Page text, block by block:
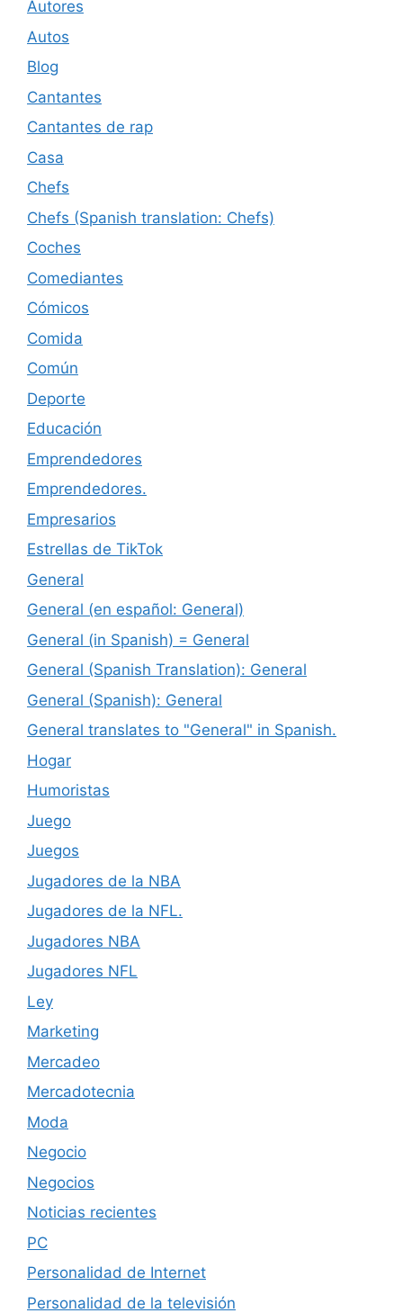
Autores
Autos
Blog
Cantantes
Cantantes de rap
Casa
Chefs
Chefs (Spanish translation: Chefs)
Coches
Comediantes
Cómicos
Comida
Común
Deporte
Educación
Emprendedores
Emprendedores.
Empresarios
Estrellas de TikTok
General
General (en español: General)
General (in Spanish) = General
General (Spanish Translation): General
General (Spanish): General
General translates to "General" in Spanish.
Hogar
Humoristas
Juego
Juegos
Jugadores de la NBA
Jugadores de la NFL.
Jugadores NBA
Jugadores NFL
Ley
Marketing
Mercadeo
Mercadotecnia
Moda
Negocio
Negocios
Noticias recientes
PC
Personalidad de Internet
Personalidad de la televisión